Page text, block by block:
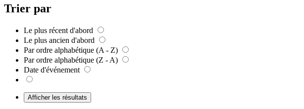
Trier par
Le plus récent d'abord
Le plus ancien d'abord
Par ordre alphabétique (A - Z)
Par ordre alphabétique (Z - A)
Date d'événement
Afficher les résultats